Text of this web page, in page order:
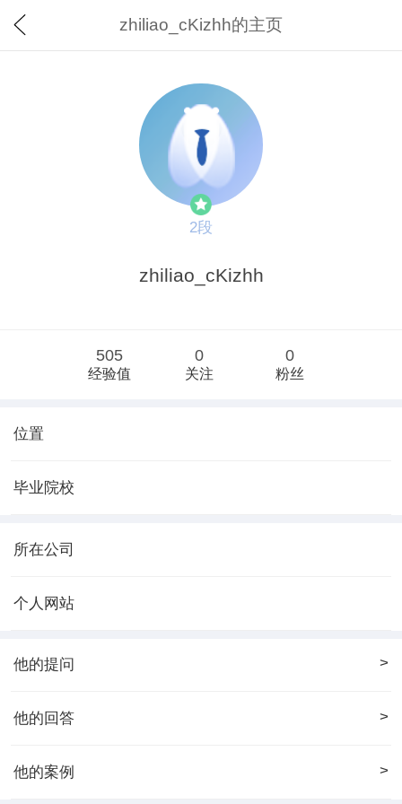
zhiliao_cKizhh的主页
2段
zhiliao_cKizhh
505
经验值
0
关注
0
粉丝
位置
毕业院校
所在公司
个人网站
他的提问 >
他的回答 >
他的案例 >